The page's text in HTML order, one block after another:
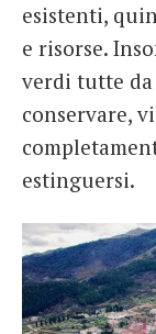
esistenti,
e risorse.
verdi tutte
conservare,
estinguersi.